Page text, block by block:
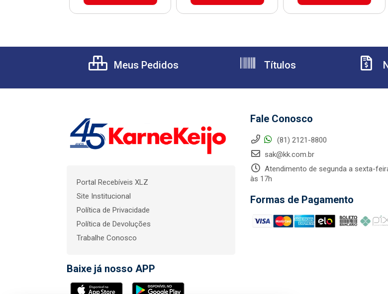
Meus Pedidos Títulos
Portal Recebíveis XLZ
Site Institucional
Política de Privacidade
Política de Devoluções
Trabalhe Conosco
Baixe já nosso APP
Fale Conosco
(81) 2121-8800
sak@kk.com.br
Atendimento de segunda a sexta-
às 17h
Formas de Pagamento